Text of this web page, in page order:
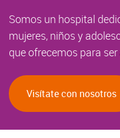
Somos un hospital
mujeres, niños y
que ofrecemos para
Visítate con nosotros